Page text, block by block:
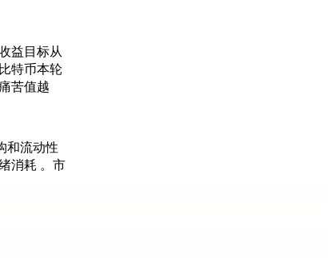
益目标从
特币本轮
苦值越
和流动性
消耗 。市